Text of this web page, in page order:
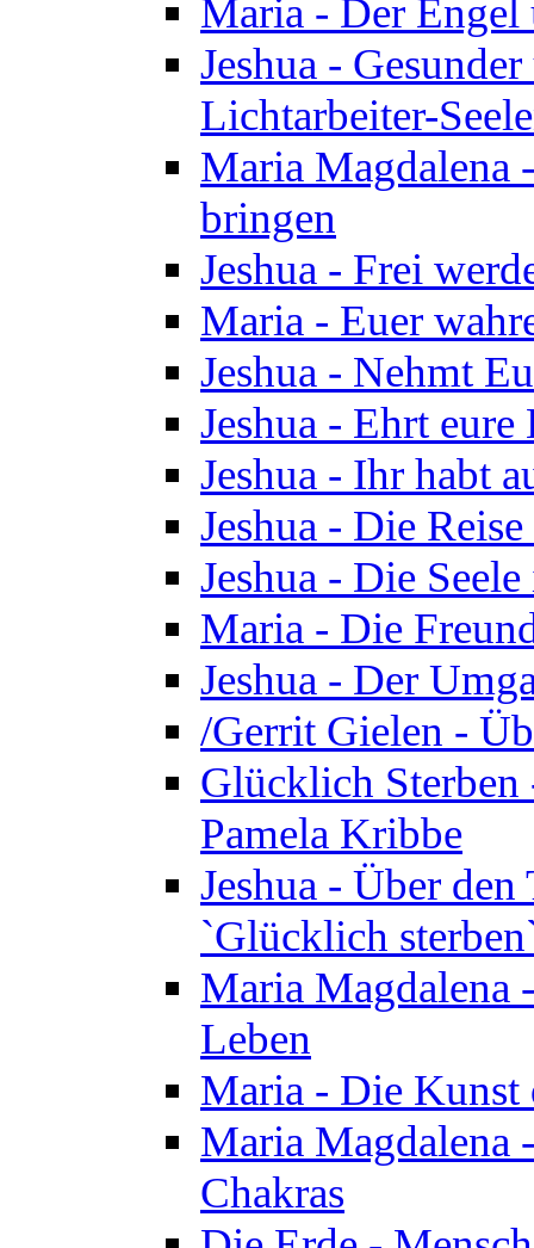
Maria - Der Engel
Jeshua -
Lichtarbeiter-
Maria Magdalena
bringen
Jeshua - Frei
Maria - Euer
Jeshua - Nehmt
Jeshua - Ehrt
Jeshua - Ihr habt
Jeshua - Die
Jeshua - Die
Maria - Die
Jeshua - Der
/Gerrit Gielen -
Glücklich
Pamela Kribbe
Jeshua - Über
`Glücklich
Maria Magdalena
Leben
Maria - Die Kunst
Maria Magdalena
Chakras